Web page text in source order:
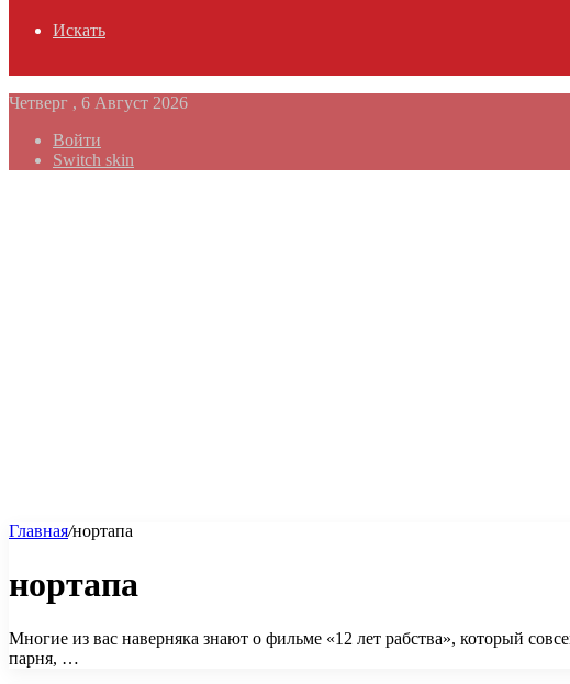
Искать
Четверг , 6 Август 2026
Войти
Switch skin
Главная/нортапа
нортапа
Многие из вас наверняка знают о фильме «12 лет рабства», который
парня, …